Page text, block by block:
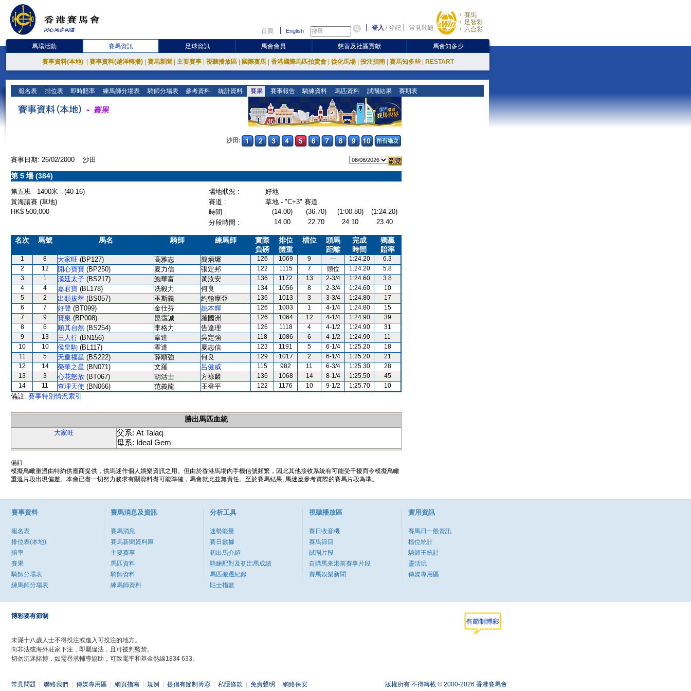
首頁 English 登入 /登記 常見問題
賽馬
足智彩
六合彩
馬場活動 賽馬資訊 足球資訊 馬會會員 慈善及社區貢獻 馬會知多少
賽事資料(本地) 賽事資料(越洋轉播) 賽馬新聞 主要賽事 視聽播放區 國際賽馬 香港國際馬匹拍賣會 從化馬場 投注指南 賽馬知多些 RESTART
報名表 排位表 即時賠率 練馬師分場表 騎師分場表 參考資料 統計資料 賽果 賽事報告 騎練資料 馬匹資料 試閘結果 賽期表
沙田:
賽事日期: 26/02/2000 沙田
第 5 場 (384)
第五班 - 1400米 - (40-16) 場地狀況 :
好地
黃海讓賽 (草地)
賽道 :
草地 - "C+3" 賽道
HK$ 500,000
時間 : (14.00) (36.70) (1:00.80)
(1:24.20)
分段時間 :
14.00 22.70 24.10 23.40
名次 馬號 馬名 騎師 練馬師
實際
負磅
排位
體重
檔位
頭馬
距離
完成
時間
獨贏
賠率
1 8 大家旺 (BP127) 高雅志 簡炳墀 126 1069 9 --- 1:24.20
6.3
2
12 開心寶寶 (BP250) 夏力信 張定邦 122 1115 7 頭位 1:24.20
5.8
3
1 漢廷太子 (BS217) 鮑華富 黃汝安 136 1172 13 2-3/4 1:24.60
3.8
4
4 嘉君寶 (BL178) 冼毅力 何良 134 1056 8 2-3/4 1:24.60
10
5
2 出類拔萃 (BS057) 巫斯義 約翰摩亞 136 1013 3 3-3/4 1:24.80
17
6
7 好聲 (BT099) 金仕芬 姚本輝 126 1003 1 4-1/4 1:24.80
15
7
9 寶泉 (BP008) 昆霑誠 羅國洲 126 1064 12 4-1/4 1:24.90
39
8
6 順其自然 (BS254) 李格力 告達理 126 1118 4 4-1/2 1:24.90
31
9
13 三人行 (BN156) 韋達 吳定強 118 1086 6 4-1/2 1:24.90
11
10
10 侯皇駒 (BL117) 霍達 夏志信 123 1191 5 6-1/4 1:25.20
18
11
5 天皇福星 (BS222) 薛順強 何良 129 1017 2 6-1/4 1:25.20
21
12
14 榮華之星 (BN071) 文羅 呂健威 115 982 11 6-3/4 1:25.30
28
13
3 心花怒放 (BT067) 胡活士 方祿麟 136 1068 14 8-1/4 1:25.50
45
14
11 查理天使 (BN066) 范義龍 王登平 122 1176 10 9-1/2 1:25.70 10
備註: 賽事特別情況索引
勝出馬匹血統
大家旺
父系: At Talaq
母系: Ideal Gem
備註
模擬鳥瞰重溫由特約供應商提供，供馬迷作個人娛樂資訊之用。但由於香港馬場內手機信號頻繁，因此其他接收系統有可能受干擾而令模擬鳥瞰
重溫片段出現偏差。本會已盡一切努力務求有關資料盡可能準確，馬會就此並無責任。至於賽馬結果, 馬迷應參考實際的賽馬片段為準。
賽事資料
報名表
排位表(本地)
賠率
賽果
騎師分場表
練馬師分場表
賽馬消息及資訊
賽馬消息
賽馬新聞資料庫
主要賽事
馬匹資料
騎師資料
練馬師資料
分析工具
速勢能量
賽日數據
初出馬介紹
騎練配對及初岀馬成績
馬匹搬遷紀錄
貼士指數
視聽播放區
賽日收音機
賽馬節目
試閘片段
自購馬來港前賽事片段
賽馬娛樂新聞
實用資訊
賽馬日一般資訊
檔位統計
騎師王統計
靈活玩
傳媒專用區
博彩要有節制
未滿十八歲人士不得投注或進入可投注的地方。
向非法或海外莊家下注，即屬違法，且可被判監禁。
切勿沉迷賭博，如需尋求輔導協助，可致電平和基金熱線1834 633。
常見問題 聯絡我們 傳媒專用區 網頁指南 規例 提倡有節制博彩 私隱條款 免責聲明 網絡保安 版權所有 不得轉載 © 2000-2026 香港賽馬會